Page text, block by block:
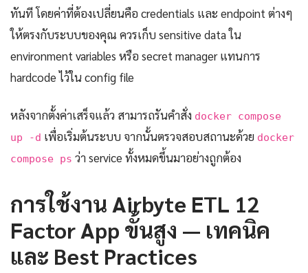
ทันที โดยค่าที่ต้องเปลี่ยนคือ credentials และ endpoint ต่างๆ
ให้ตรงกับระบบของคุณ ควรเก็บ sensitive data ใน
environment variables หรือ secret manager แทนการ
hardcode ไว้ใน config file
หลังจากตั้งค่าเสร็จแล้ว สามารถรันคำสั่ง docker compose
up -d เพื่อเริ่มต้นระบบ จากนั้นตรวจสอบสถานะด้วย docker
compose ps ว่า service ทั้งหมดขึ้นมาอย่างถูกต้อง
การใช้งาน Airbyte ETL 12
Factor App ขั้นสูง — เทคนิค
และ Best Practices